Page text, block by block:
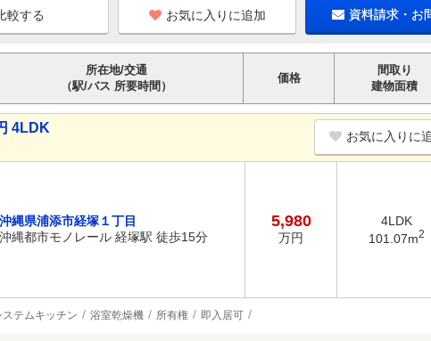
お気に入りに追加 資料請求・お
所在地/交通
（駅/バス 所要時間）
価格
間取り
建物面積
4LDK
お気に入りに
沖縄県浦添市経塚１丁目
沖縄都市モノレール 経塚駅 徒歩15分
5,980
万円
4LDK
101.07m2
ステムキッチン 浴室乾燥機 所有権 即入居可